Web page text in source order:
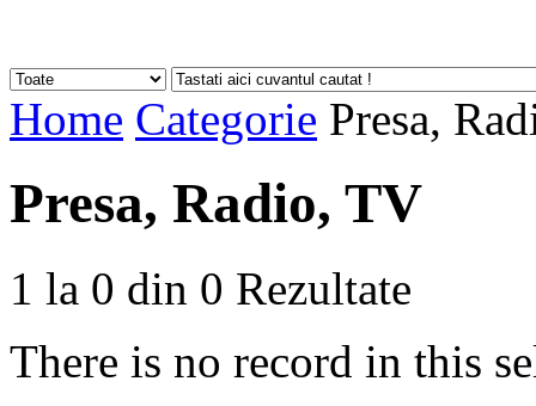
Home Categorie Presa,
Presa, Radio, TV
1 la 0 din 0 Rezultate
There is no record in this